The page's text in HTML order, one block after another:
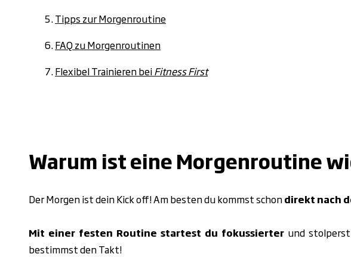
Tipps zur Morgenroutine
FAQ zu Morgenroutinen
Flexibel Trainieren beiFitness First
Warum ist eine Morgenroutine
Der Morgen ist dein Kick off! Am besten du kommst schondirekt nach
Mit einer festen Routine startest du fokussierter und
bestimmst den Takt!